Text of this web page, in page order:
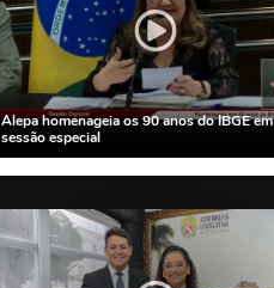
Alepa homenageia os 90 anos do IBGE em
sessão especial